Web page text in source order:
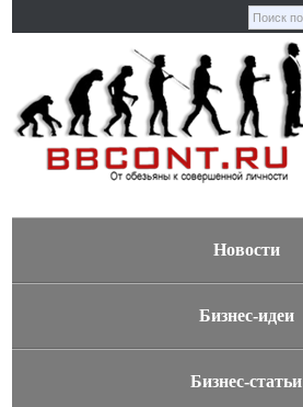
Новости
Бизнес-идеи
Бизнес-статьи